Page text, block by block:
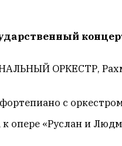
ОРКЕСТР,
с
опере «Руслан и